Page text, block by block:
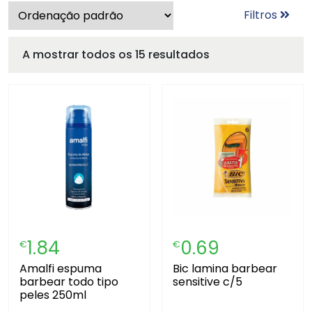
Filtros
A mostrar todos os 15 resultados
€1.84
amalfi espuma
barbear todo tipo
peles 250ml
€0.69
bic lamina barbear
sensitive c/5